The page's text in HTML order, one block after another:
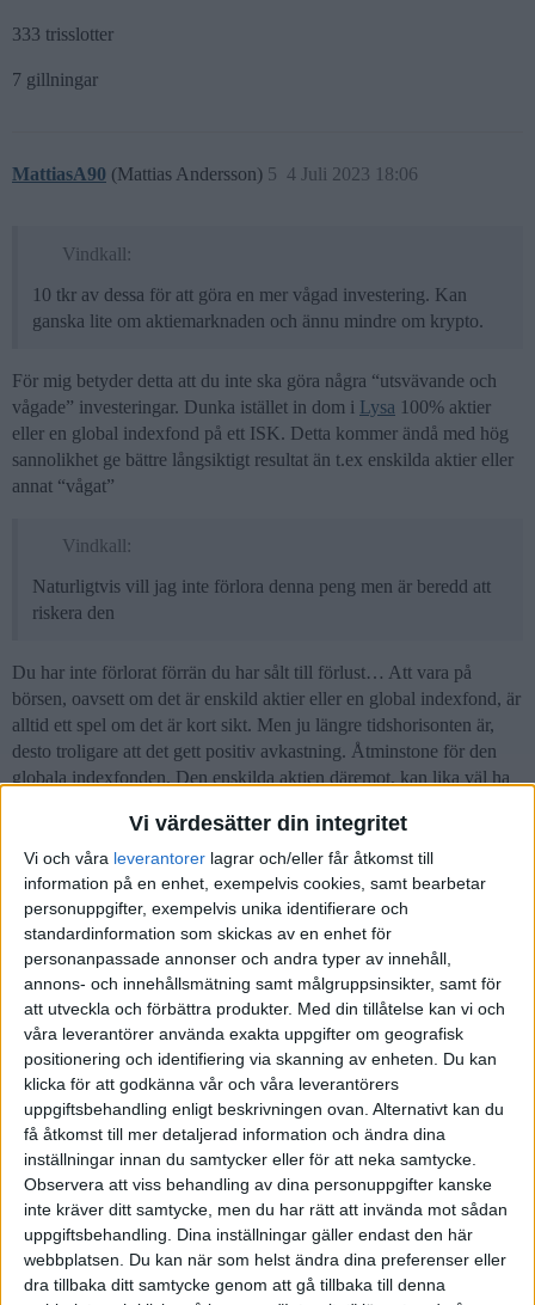
Vi värdesätter din integritet
Vi och våra leverantorer lagrar och/eller får åtkomst till
information på en enhet, exempelvis cookies, samt bearbetar
personuppgifter, exempelvis unika identifierare och
standardinformation som skickas av en enhet för
personanpassade annonser och andra typer av innehåll,
annons- och innehållsmätning samt målgruppsinsikter, samt för
att utveckla och förbättra produkter. Med din tillåtelse kan vi och
våra leverantörer använda exakta uppgifter om geografisk
positionering och identifiering via skanning av enheten. Du kan
klicka för att godkänna vår och våra leverantörers
uppgiftsbehandling enligt beskrivningen ovan. Alternativt kan du
få åtkomst till mer detaljerad information och ändra dina
inställningar innan du samtycker eller för att neka samtycke.
Observera att viss behandling av dina personuppgifter kanske
inte kräver ditt samtycke, men du har rätt att invända mot sådan
uppgiftsbehandling. Dina inställningar gäller endast den här
webbplatsen. Du kan när som helst ändra dina preferenser eller
dra tillbaka ditt samtycke genom att gå tillbaka till denna
333 trisslotter
7 gillningar
MattiasA90 (Mattias Andersson) 4 Juli 2023 18:06
5
Vindkall:
10 tkr av dessa för att göra en mer vågad investering. Kan
ganska lite om aktiemarknaden och ännu mindre om krypto.
För mig betyder detta att du inte ska göra några “utsvävande och
vågade” investeringar. Dunka istället in dom i Lysa 100% aktier
eller en global indexfond på ett ISK. Detta kommer ändå med hög
sannolikhet ge bättre långsiktigt resultat än t.ex enskilda aktier eller
annat “vågat”
Vindkall:
Naturligtvis vill jag inte förlora denna peng men är beredd att
riskera den
Du har inte förlorat förrän du har sålt till förlust… Att vara på
börsen, oavsett om det är enskild aktier eller en global indexfond, är
alltid ett spel om det är kort sikt. Men ju längre tidshorisonten är,
desto troligare att det gett positiv avkastning. Åtminstone för den
globala indexfonden. Den enskilda aktien däremot, kan lika väl ha
1 gillning
Carl-Fredrik 4 Juli 2023 18:43
6
Om du inte vill sätta sig in i enskilda aktier så kan du ju köpa en
branschfond inom en sektor som du tror på. Men att bara hoppa på
något spännande som någon föreslår på ett forum är nog ingen bra
idé…
Exempel på fonder:
Spiltan Aktiefond Investmentbolag
PLUS index teknologi
PLUS index hälsovård
PLUS index fastighet
AMF småbolag sverige